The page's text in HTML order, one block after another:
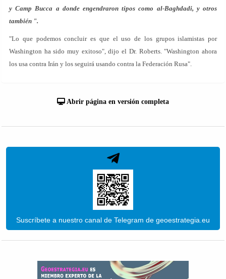
y Camp Bucca a donde engendraron tipos como al-Baghdadi, y otros
también ".
"Lo que podemos concluir es que el uso de los grupos islamistas por
Washington ha sido muy exitoso", dijo el Dr. Roberts. "Washington ahora
los usa contra Irán y los seguirá usando contra la Federación Rusa".
Abrir página en versión completa
Suscríbete a nuestro canal de Telegram de geoestrategia.eu